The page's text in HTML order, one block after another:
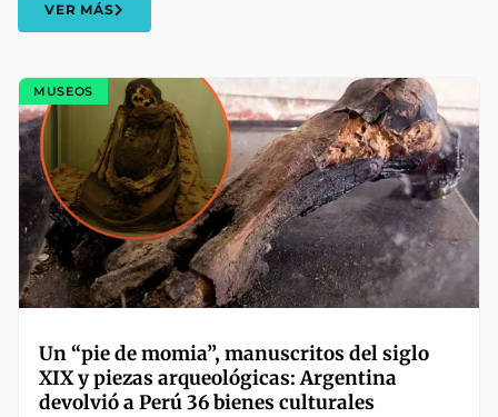
VER MÁS
MUSEOS
Un “pie de momia”, manuscritos del siglo
XIX y piezas arqueológicas: Argentina
devolvió a Perú 36 bienes culturales